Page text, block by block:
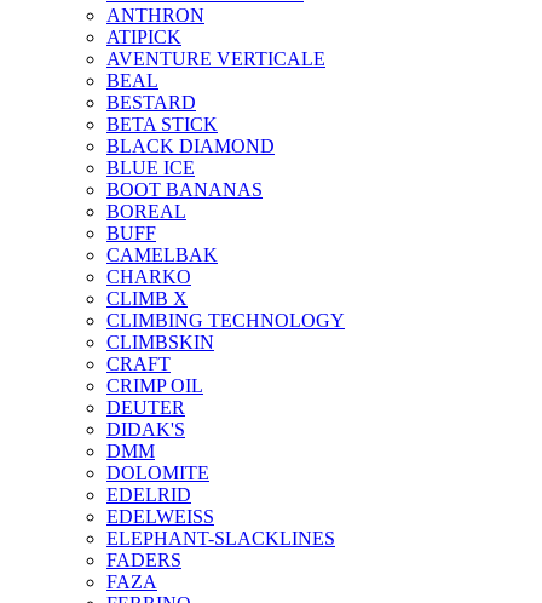
ANTHRON
ATIPICK
AVENTURE VERTICALE
BEAL
BESTARD
BETA STICK
BLACK DIAMOND
BLUE ICE
BOOT BANANAS
BOREAL
BUFF
CAMELBAK
CHARKO
CLIMB X
CLIMBING TECHNOLOGY
CLIMBSKIN
CRAFT
CRIMP OIL
DEUTER
DIDAK'S
DMM
DOLOMITE
EDELRID
EDELWEISS
ELEPHANT-SLACKLINES
FADERS
FAZA